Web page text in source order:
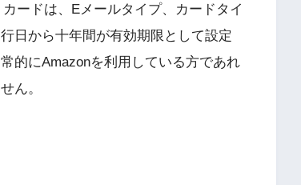
ードは、Eメールタイプ、カードタイ
日から十年間が有効期限として設定
的にAmazonを利用している方であれ
ん。